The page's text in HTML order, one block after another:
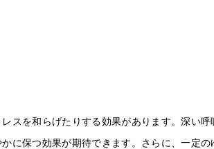
スを和らげたりする効果があります。深い
に保つ効果が期待できます。さらに、一定